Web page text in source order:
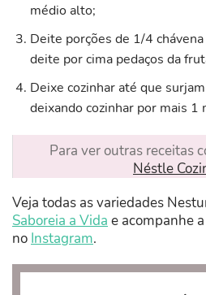
médio alto;
Deite porções de 1/4
deite por cima pedaços da
Deixe cozinhar até que
deixando cozinhar por mais 1
Para ver outras receitas
Néstle
Veja todas as variedades
Saboreia a Vida e acompanhe
no Instagram.